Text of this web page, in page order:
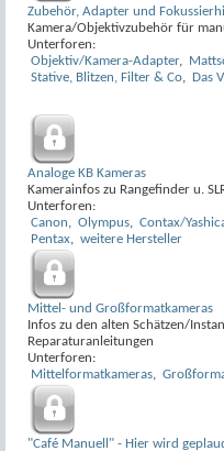
Zubehör, Adapter und
Kamera/Objektivzubehör für
Unterforen:
Objektiv/Kamera-Adapter,
Stative, Blitzen, Filter & Co, Das
Analoge KB Kameras
Kamerainfos zu Rangefinder u.
Unterforen:
Canon, Olympus, Contax/
Pentax, weitere Hersteller
Mittel- und Großformatkameras
Infos zu den alten Schätzen/
Reparaturanleitungen
Unterforen:
Mittelformatkameras,
"Café Manuell" - Hier wird